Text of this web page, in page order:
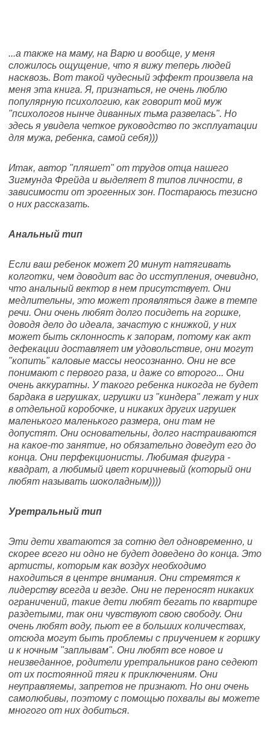
...а также на маму, на Варю и вообще, у меня
сложилось ощущение, что я вижу теперь людей
насквозь. Вот такой чудесный эффект произвела на
меня эта книга. Я, признаться, не очень люблю
популярную психологию, как говорит мой муж
"психологов нынче диванных тьма развелась". Но
здесь я увидела четкое руководство по эксплуатации
для мужа, ребенка, самой себя)))
Итак, автор "пляшет" от трудов отца нашего
Зигмунда Фрейда и выделяет 8 типов личности, в
зависимости от эрогенных зон. Постараюсь тезисно
о них рассказать.
Анальный тип
Если ваш ребенок может 20 минут натягивать
колготки, чем доводит вас до исступления, очевидно,
что анальный вектор в нем присутствует. Они
медлительны, это может проявляться даже в темпе
речи. Они очень любят долго посидеть на горшке,
доводя дело до идеала, зачастую с книжкой, у них
может быть склонность к запорам, потому как акт
дефекации доставляет им удовольствие, они могут
"копить" каловые массы неосознанно. Они не все
понимают с первого раза, и даже со второго... Они
очень аккуратны. У такого ребенка никогда не будет
бардака в игрушках, игрушки из "киндера" лежат у них
в отдельной коробочке, и никаких других игрушек
маленького маленького размера, они там не
допустят. Они основательны, долго настраиваются
на какое-то занятие, но обязательно доведут его до
конца. Они перфекционисты. Любимая фигура -
квадрат, а любимый цвет коричневый (который они
любят называть шоколадным))))
Уретральный тип
Эти дети хватаются за сотню дел одновременно, и
скорее всего ни одно не будет доведено до конца. Это
артисты, которым как воздух необходимо
находиться в центре внимания. Они стремятся к
лидерству всегда и везде. Они не переносят никаких
ограничений, такие дети любят бегать по квартире
раздетыми, так они чувствуют свою свободу. Они
очень любят воду, пьют ее в больших количествах,
отсюда могут быть проблемы с приучением к горшку
и к ночным "заплывам". Они любят все новое и
неизведанное, родители уретральников рано седеют
от их постоянной тяги к приключениям. Они
неуправляемы, запретов не признают. Но они очень
самолюбивы, поэтому с помощью похвалы вы можете
многого от них добиться.